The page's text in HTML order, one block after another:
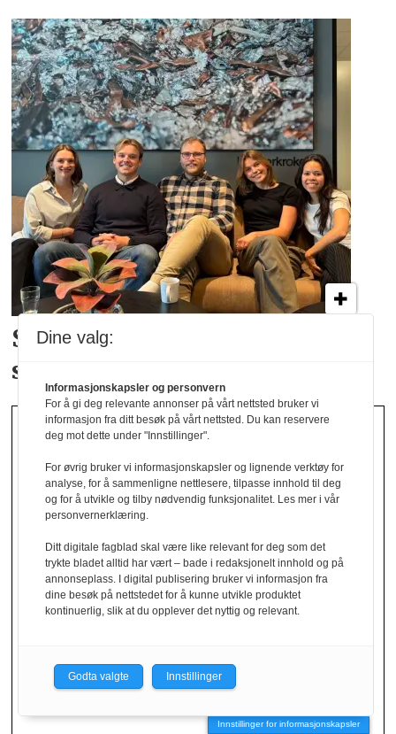
Studenter skal bidra i
satsing på tekstil
Lojale kunder
returnerer
mest
Innstillinger for informasjonskapsler
Dine valg:
Informasjonskapsler og personvern
For å gi deg relevante annonser på vårt nettsted bruker vi
informasjon fra ditt besøk på vårt nettsted. Du kan reservere
deg mot dette under "Innstillinger".
For øvrig bruker vi informasjonskapsler og lignende verktøy for
analyse, for å sammenligne nettlesere, tilpasse innhold til deg
og for å utvikle og tilby nødvendig funksjonalitet. Les mer i vår
personvernerklæring.
Ditt digitale fagblad skal være like relevant for deg som det
trykte bladet alltid har vært – bade i redaksjonelt innhold og på
annonseplass. I digital publisering bruker vi informasjon fra
dine besøk på nettstedet for å kunne utvikle produktet
kontinuerlig, slik at du opplever det nyttig og relevant.
Godta valgte Innstillinger